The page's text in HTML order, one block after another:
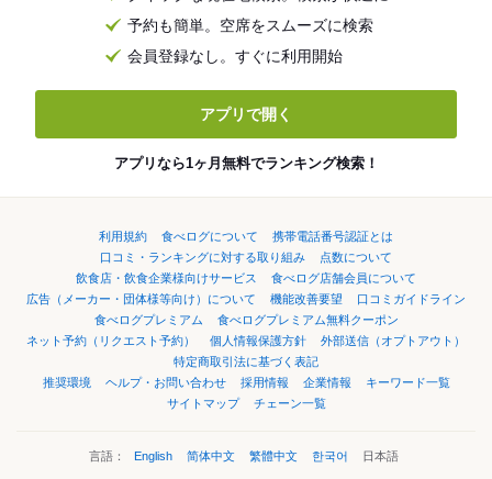
予約も簡単。空席をスムーズに検索
会員登録なし。すぐに利用開始
アプリで開く
アプリなら1ヶ月無料でランキング検索！
利用規約 食べログについて
携帯電話番号認証とは
口コミ・ランキングに対する取り組み
点数について
飲食店・飲食企業様向けサービス
食べログ店舗会員について
広告（メーカー・団体様等向け）について
機能改善要望
口コミガイドライン
食べログプレミアム
食べログプレミアム無料クーポン
ネット予約（リクエスト予約）
個人情報保護方針
外部送信（オプトアウト）
特定商取引法に基づく表記
推奨環境
ヘルプ・お問い合わせ 採用情報 企業情報
キーワード一覧
サイトマップ
チェーン一覧
言語： English 简体中文 繁體中文 한국어 日本語